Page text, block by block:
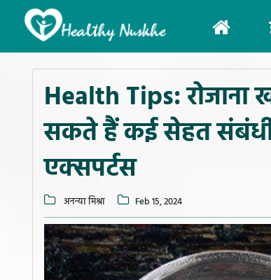
Health Tips: रोजाना
सकते हैं कई सेहत
एक्सपर्टस
अनन्या मिश्रा Feb 15, 2024